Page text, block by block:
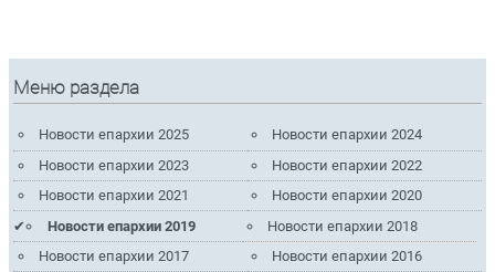
Меню раздела
Новости епархии 2025
Новости епархии 2024
Новости епархии 2023
Новости епархии 2022
Новости епархии 2021
Новости епархии 2020
Новости епархии 2019
Новости епархии 2018
Новости епархии 2017
Новости епархии 2016